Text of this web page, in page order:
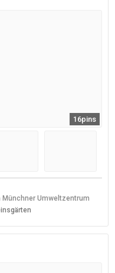
16pins
Umweltzentrum